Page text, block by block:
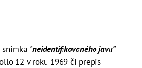
"neidentifikovaného javu"
12 v roku 1969 či prepis